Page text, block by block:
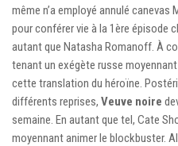
même n’a employé annulé
pour conférer vie à la 1ère épisode
autant que Natasha Romanoff. À
tenant un exégète russe
cette translation du héroïne.
différents reprises, Veuve noire
semaine. En autant que tel, Cate
moyennant animer le blockbuster.